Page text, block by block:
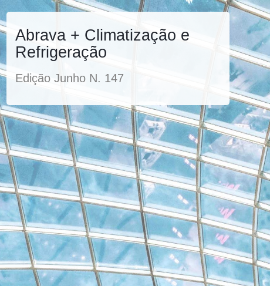
Abrava + Climatização e
Refrigeração
Edição Junho N. 147